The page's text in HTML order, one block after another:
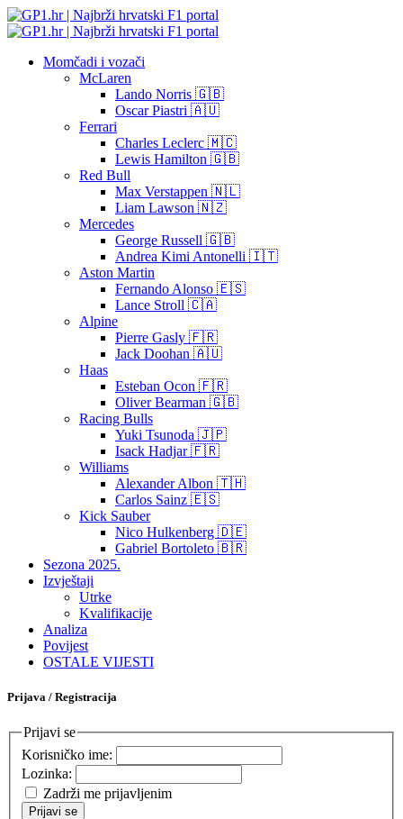
Momčadi i vozači
McLaren
Lando Norris 🇬🇧
Oscar Piastri 🇦🇺
Ferrari
Charles Leclerc 🇲🇨
Lewis Hamilton 🇬🇧
Red Bull
Max Verstappen 🇳🇱
Liam Lawson 🇳🇿
Mercedes
George Russell 🇬🇧
Andrea Kimi Antonelli 🇮🇹
Aston Martin
Fernando Alonso 🇪🇸
Lance Stroll 🇨🇦
Alpine
Pierre Gasly 🇫🇷
Jack Doohan 🇦🇺
Haas
Esteban Ocon 🇫🇷
Oliver Bearman 🇬🇧
Racing Bulls
Yuki Tsunoda 🇯🇵
Isack Hadjar 🇫🇷
Williams
Alexander Albon 🇹🇭
Carlos Sainz 🇪🇸
Kick Sauber
Nico Hulkenberg 🇩🇪
Gabriel Bortoleto 🇧🇷
Sezona 2025.
Izvještaji
Utrke
Kvalifikacije
Analiza
Povijest
OSTALE VIJESTI
Prijava / Registracija
Prijavi se
Korisničko ime:
Lozinka:
Zadrži me prijavljenim
Prijavi se